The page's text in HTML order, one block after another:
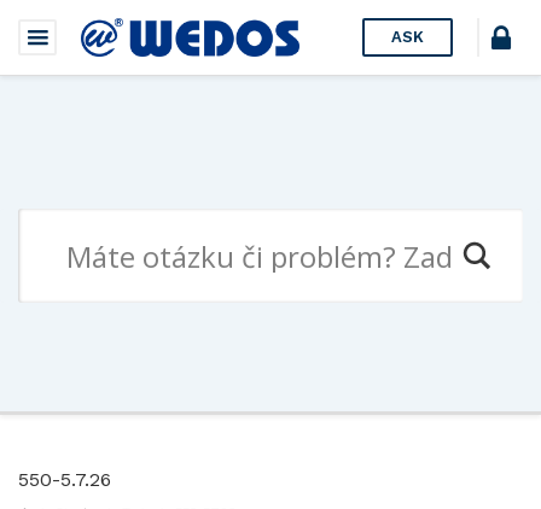
ASK
550-5.7.26